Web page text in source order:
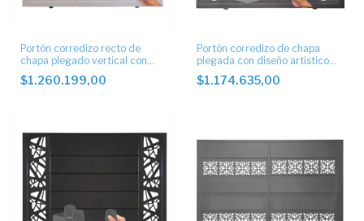
Portón corredizo recto de
chapa plegado vertical con
diseño artístico automático
$1.260.199,00
Portón corredizo de chapa
plegada con diseño artístico
con motor
$1.174.635,00